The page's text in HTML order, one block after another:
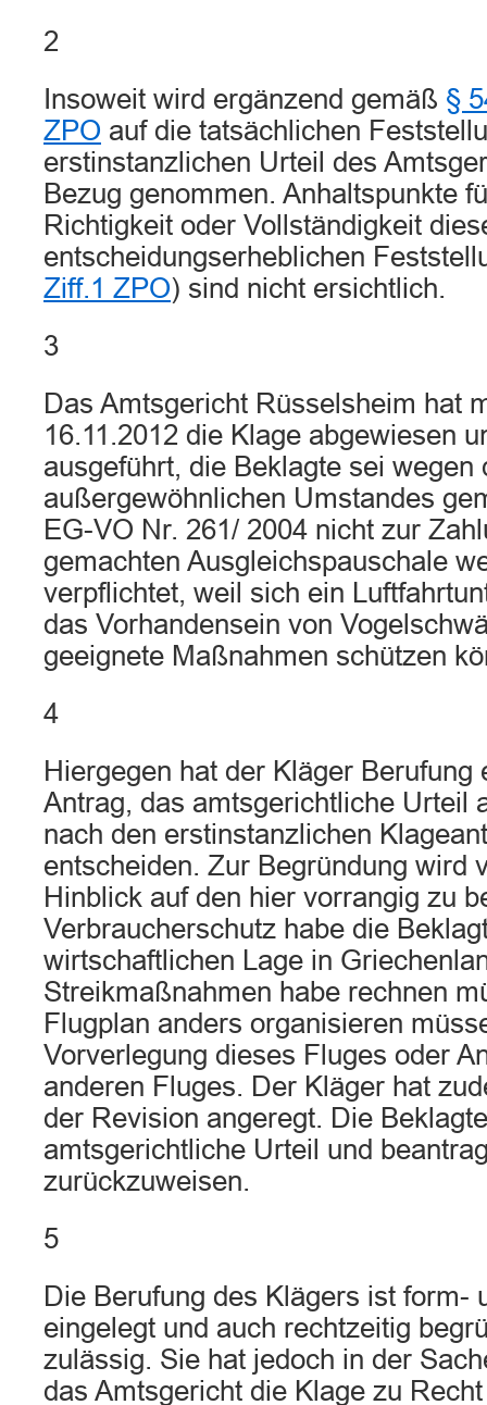
2
Insoweit wird ergänzend gemäß §
ZPO auf die tatsächlichen
erstinstanzlichen Urteil des
Bezug genommen. Anhaltspunkte
Richtigkeit oder Vollständigkeit
entscheidungserheblichen
Ziff.1 ZPO) sind nicht ersichtlich.
3
Das Amtsgericht Rüsselsheim hat
16.11.2012 die Klage abgewiesen
ausgeführt, die Beklagte sei wegen
außergewöhnlichen Umstandes
EG-VO Nr. 261/ 2004 nicht zur
gemachten Ausgleichspauschale
verpflichtet, weil sich ein
das Vorhandensein von
geeignete Maßnahmen schützen
4
Hiergegen hat der Kläger Berufung
Antrag, das amtsgerichtliche Urteil
nach den erstinstanzlichen
entscheiden. Zur Begründung wird
Hinblick auf den hier vorrangig zu
Verbraucherschutz habe die
wirtschaftlichen Lage in
Streikmaßnahmen habe rechnen
Flugplan anders organisieren
Vorverlegung dieses Fluges oder
anderen Fluges. Der Kläger hat
der Revision angeregt. Die
amtsgerichtliche Urteil und
zurückzuweisen.
5
Die Berufung des Klägers ist form-
eingelegt und auch rechtzeitig
zulässig. Sie hat jedoch in der
das Amtsgericht die Klage zu